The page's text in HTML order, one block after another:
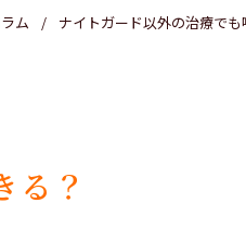
ム ナイトガード以外の治療で
る？